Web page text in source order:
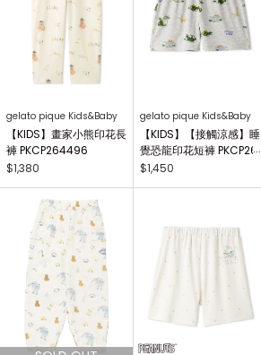
gelato pique Kids&Baby
【KIDS】畫家小熊印花長
褲 PKCP264496
$1,380
gelato pique Kids&Baby
【KIDS】【接觸涼感】睡
覺恐龍印花短褲 PKCP26
2365
$1,450